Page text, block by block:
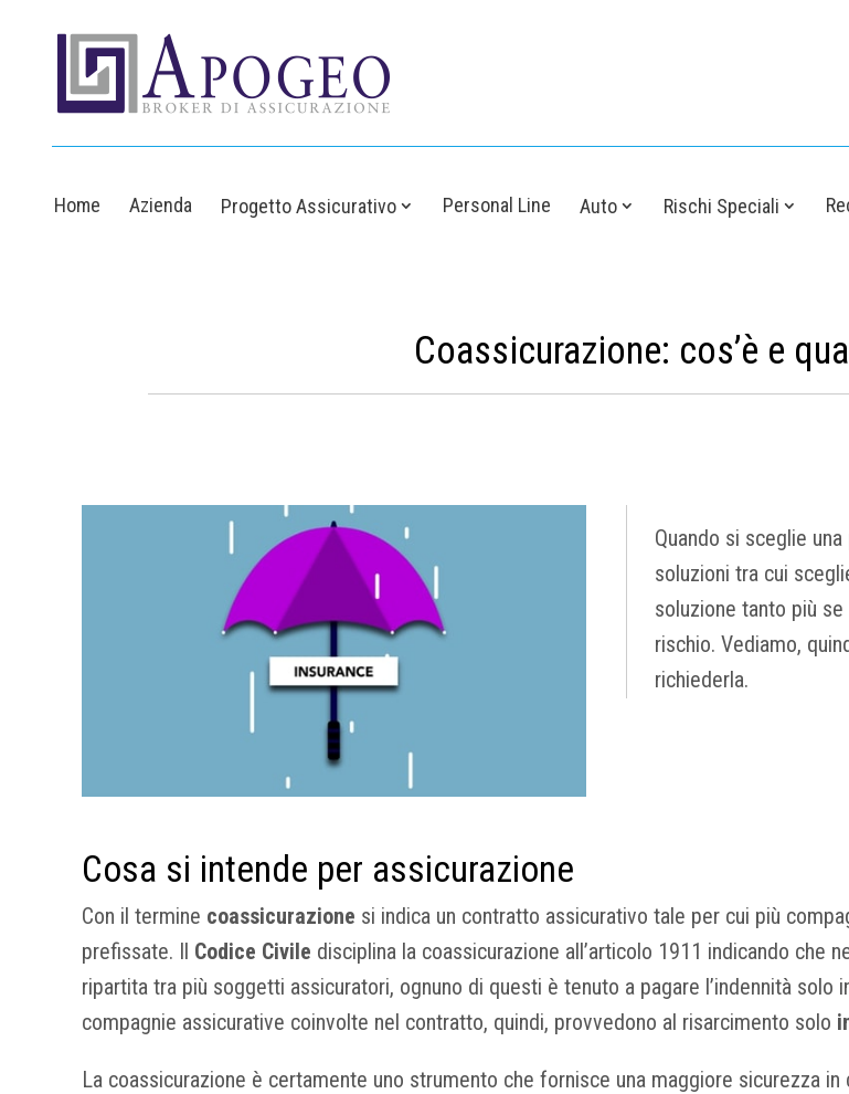
Home Azienda Progetto Assicurativo Personal Line Auto Rischi Speciali
Coassicurazione: cos’è e
Quando si sceglie
soluzioni tra cui
soluzione tanto più
rischio. Vediamo,
richiederla.
Cosa si intende per assicurazione
Con il termine coassicurazione si indica un contratto assicurativo tale per cui più
prefissate. Il Codice Civile disciplina la coassicurazione all’articolo 1911 indicando che
ripartita tra più soggetti assicuratori, ognuno di questi è tenuto a pagare l’indennità
compagnie assicurative coinvolte nel contratto, quindi, provvedono al risarcimento solo
La coassicurazione è certamente uno strumento che fornisce una maggiore sicurezza